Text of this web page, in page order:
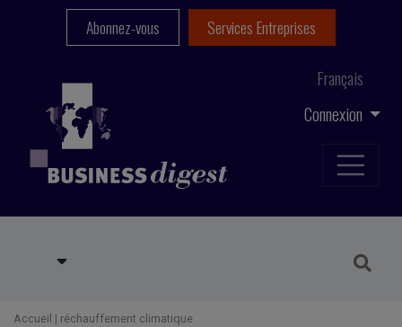
Connexion
Français
Abonnez-vous Services Entreprises
Accueil | réchauffement climatique